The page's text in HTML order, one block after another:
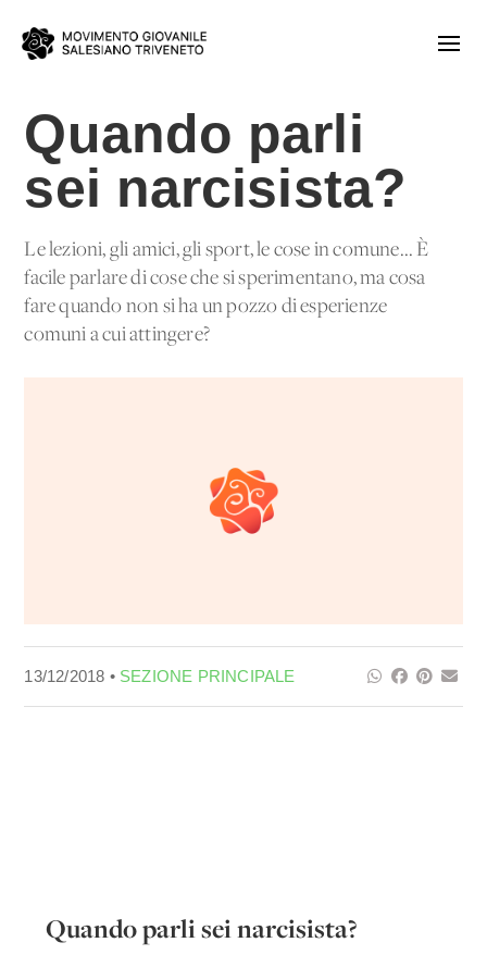
Quando parli
sei narcisista?
Le lezioni, gli amici, gli sport, le cose in comune... È
facile parlare di cose che si sperimentano, ma cosa
fare quando non si ha un pozzo di esperienze
comuni a cui attingere?
13/12/2018 • SEZIONE PRINCIPALE
Quando parli sei narcisista?